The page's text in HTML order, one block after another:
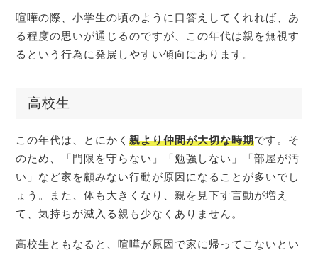
喧嘩の際、小学生の頃のように口答えしてくれれば、あ
る程度の思いが通じるのですが、この年代は親を無視す
るという行為に発展しやすい傾向にあります。
高校生
この年代は、とにかく親より仲間が大切な時期です。そ
のため、「門限を守らない」「勉強しない」「部屋が汚
い」など家を顧みない行動が原因になることが多いでし
ょう。また、体も大きくなり、親を見下す言動が増え
て、気持ちが滅入る親も少なくありません。
高校生ともなると、喧嘩が原因で家に帰ってこないとい